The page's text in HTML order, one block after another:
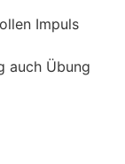
Impuls
auch Übung